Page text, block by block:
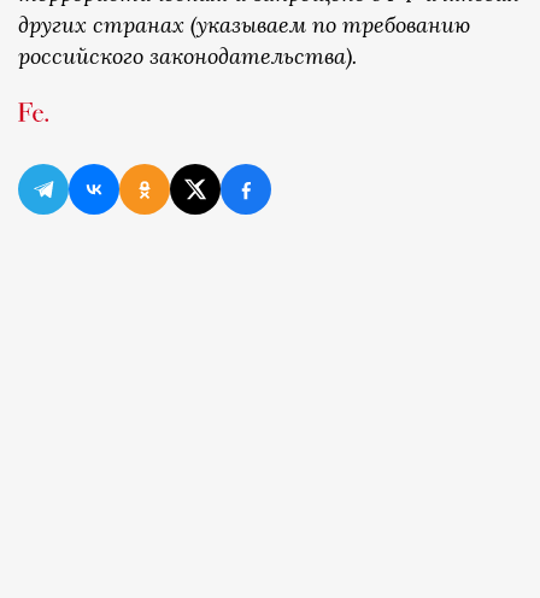
других странах (указываем по требованию
российского законодательства).